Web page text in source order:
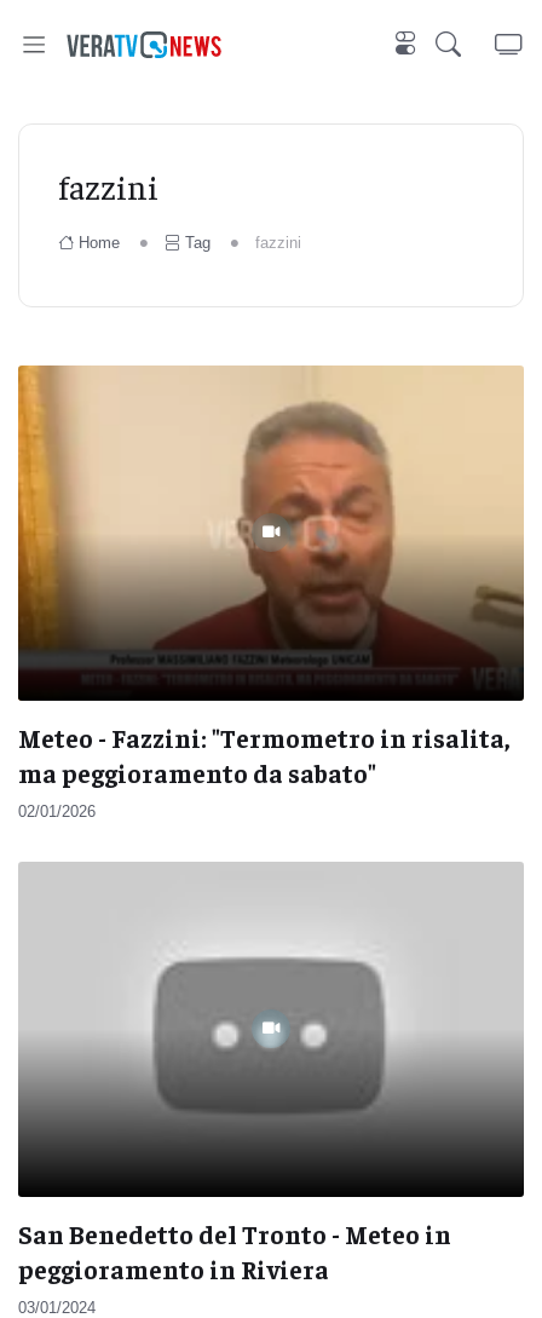
fazzini
Home Tag fazzini
Meteo - Fazzini: "Termometro in risalita,
ma peggioramento da sabato"
02/01/2026
San Benedetto del Tronto - Meteo in
peggioramento in Riviera
03/01/2024